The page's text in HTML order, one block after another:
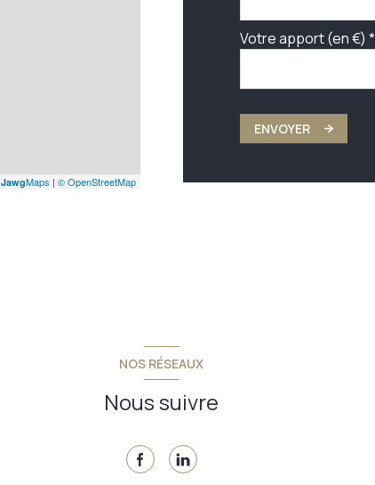
JawgMaps | © OpenStreetMap
Votre apport (en €) *
ENVOYER
NOS RÉSEAUX
Nous suivre